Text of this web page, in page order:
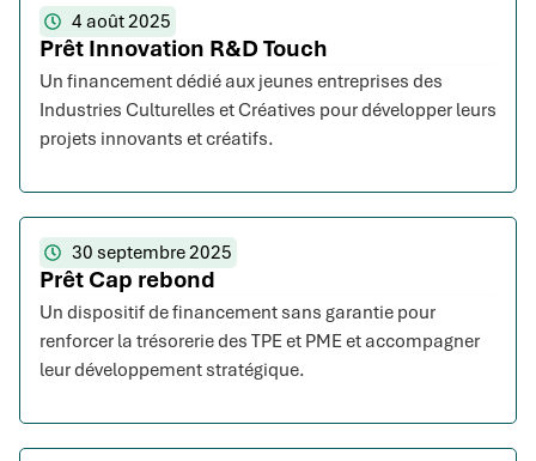
4 août 2025
Prêt Innovation R&D Touch
Un financement dédié aux jeunes entreprises des
Industries Culturelles et Créatives pour développer leurs
projets innovants et créatifs.
30 septembre 2025
Prêt Cap rebond
Un dispositif de financement sans garantie pour
renforcer la trésorerie des TPE et PME et accompagner
leur développement stratégique.